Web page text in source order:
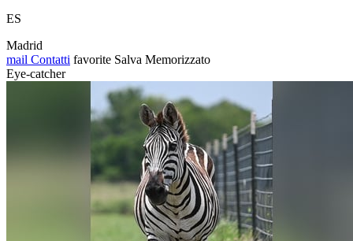
ES
Madrid
mail Contatti favorite Salva Memorizzato
Eye-catcher